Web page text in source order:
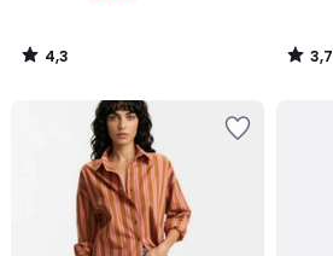
4,3
/
3,7
/